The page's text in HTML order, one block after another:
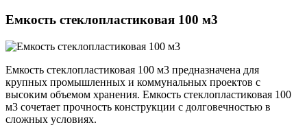
Емкость стеклопластиковая 100 м3
Емкость стеклопластиковая 100 м3 предназначена для
крупных промышленных и коммунальных проектов с
высоким объемом хранения. Емкость стеклопластиковая 100
м3 сочетает прочность конструкции с долговечностью в
сложных условиях.